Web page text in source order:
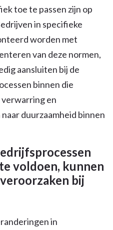
toe te passen zijn op
in specifieke
worden met
van deze normen,
aansluiten bij de
binnen die
en
duurzaamheid binnen
voldoen, kunnen
bij
in